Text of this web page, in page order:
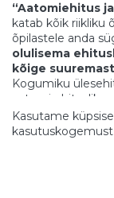
“Aatomiehitus
katab kõik riikliku
õpilastele anda
olulisema
kõige
Kogumiku
aatomi ehitusliku
tundma
legoklotside ehk
Suur osa
mängulisemaid
Kasutame